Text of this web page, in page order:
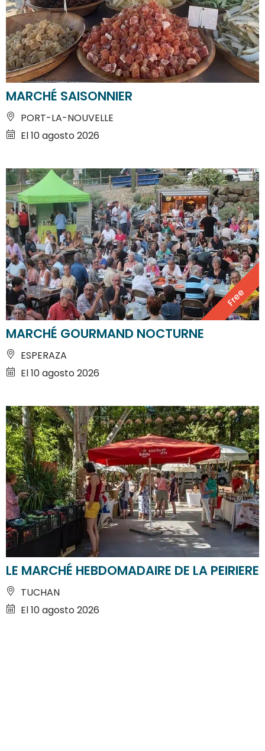
MARCHÉ SAISONNIER
PORT-LA-NOUVELLE
El 10 agosto 2026
Free
MARCHÉ GOURMAND NOCTURNE
ESPERAZA
El 10 agosto 2026
LE MARCHÉ HEBDOMADAIRE DE LA PEIRIERE
TUCHAN
El 10 agosto 2026